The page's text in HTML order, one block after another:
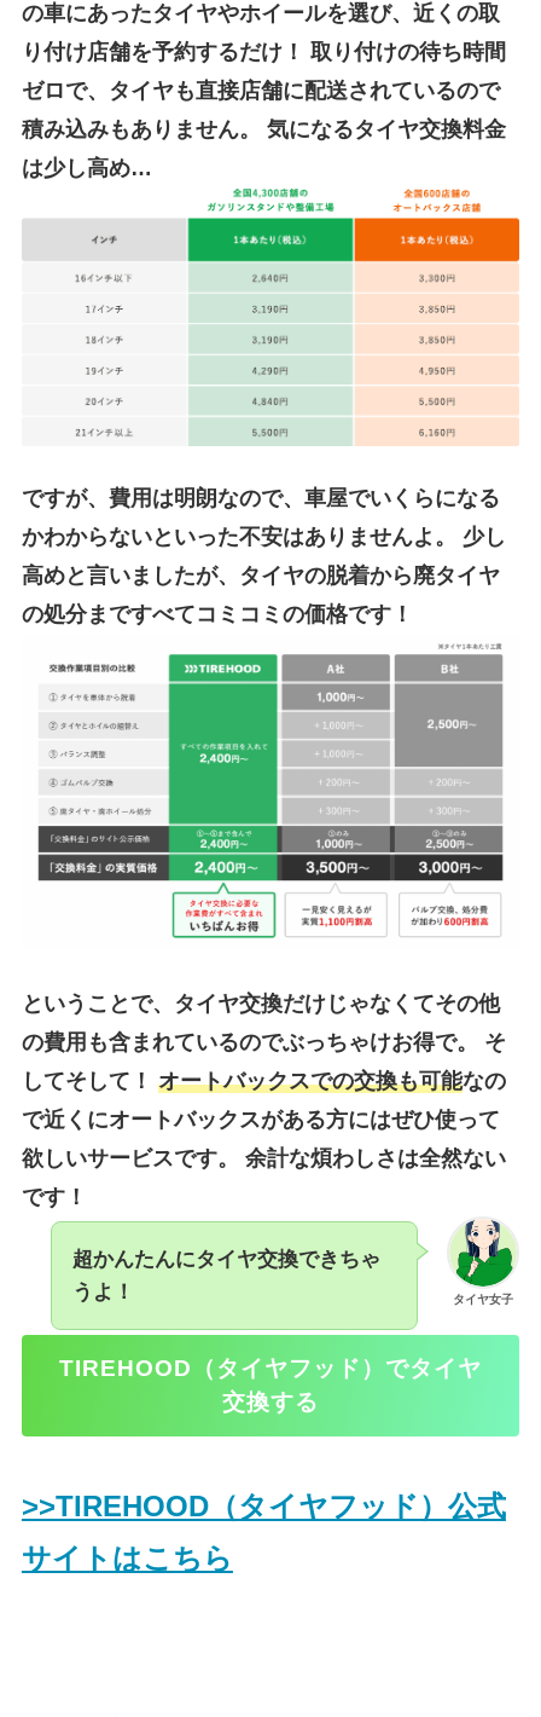
の車にあったタイヤやホイールを選び、近くの取
り付け店舗を予約するだけ！ 取り付けの待ち時間
ゼロで、タイヤも直接店舗に配送されているので
積み込みもありません。
気になるタイヤ交換料金
は少し高め…
ですが、費用は明朗なので、車屋でいくらになる
かわからないといった不安はありませんよ。 少し
高めと言いましたが、タイヤの脱着から廃タイヤ
の処分まですべてコミコミの価格です！
ということで、タイヤ交換だけじゃなくてその他
の費用も含まれているのでぶっちゃけお得で。
そ
してそして！ オートバックスでの交換も可能なの
で近くにオートバックスがある方にはぜひ使って
欲しいサービスです。 余計な煩わしさは全然ない
です！
タイヤ女子
超かんたんにタイヤ交換できちゃ
うよ！
TIREHOOD（タイヤフッド）でタイヤ
交換する
>>TIREHOOD（タイヤフッド）公式
サイトはこちら